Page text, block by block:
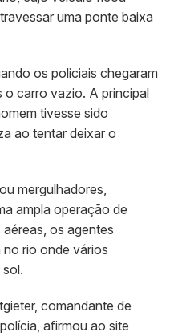
uma ponte baixa
os policiais chegaram
o carro vazio. A principal
tivesse sido
ao tentar deixar o
mergulhadores,
ampla operação de
os agentes
no rio onde vários
comandante de
afirmou ao site